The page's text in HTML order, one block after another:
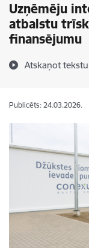
Uzņēmēju
atbalstu
finansējumu
Atskaņot tekstu
Publicēts: 24.03.2026.